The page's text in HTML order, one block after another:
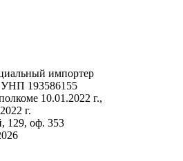
импортер
193586155
10.01.2022 г.,
г.
129, оф. 353